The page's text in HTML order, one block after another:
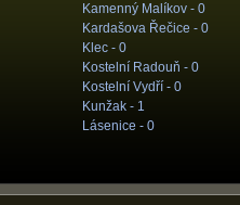
Kamenný Malíkov - 0
Kardašova Řečice - 0
Klec - 0
Kostelní Radouň - 0
Kostelní Vydří - 0
Kunžak - 1
Lásenice - 0